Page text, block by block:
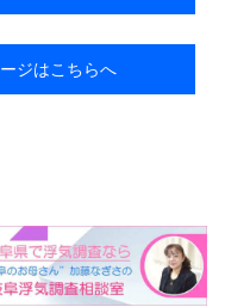
ジはこちらへ